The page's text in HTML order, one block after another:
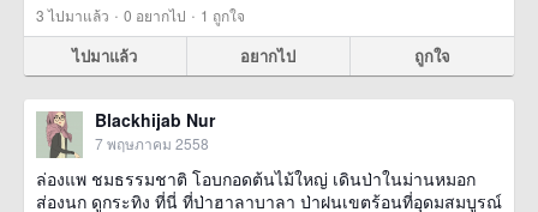
3ไปมาแล้ว · 0 อยากไป · 1 ถูกใจ
ไปมาแล้ว อยากไป ถูกใจ
Blackhijab Nur
7 พฤษภาคม 2558
ล่องแพ ชมธรรมชาติ โอบกอดต้นไม้ใหญ่ เดินป่าในม่านหมอก
ส่องนก ดูกระทิง ที่นี่ ที่ป่าฮาลาบาลา ป่าฝนเขตร้อนที่อุดมสมบูรณ์